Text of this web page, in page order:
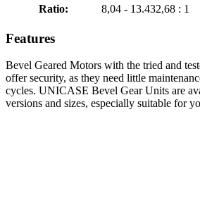
Ratio:
8,04 - 13.432,68 : 1
Features
Bevel Geared Motors with the tried and
offer security, as they need little
cycles. UNICASE Bevel Gear Units are
versions and sizes, especially suitable for